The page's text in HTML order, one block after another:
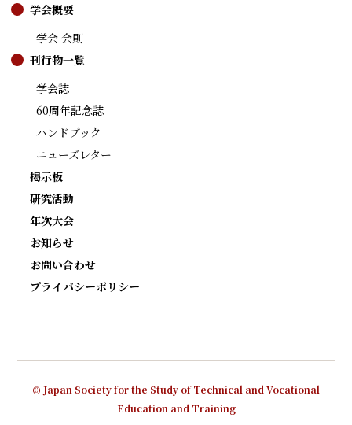
学会概要
学会 会則
刊行物一覧
学会誌
60周年記念誌
ハンドブック
ニューズレター
掲示板
研究活動
年次大会
お知らせ
お問い合わせ
プライバシーポリシー
© Japan Society for the Study of Technical and Vocational
Education and Training